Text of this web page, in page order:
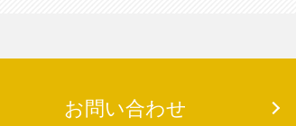
お問い合わせ